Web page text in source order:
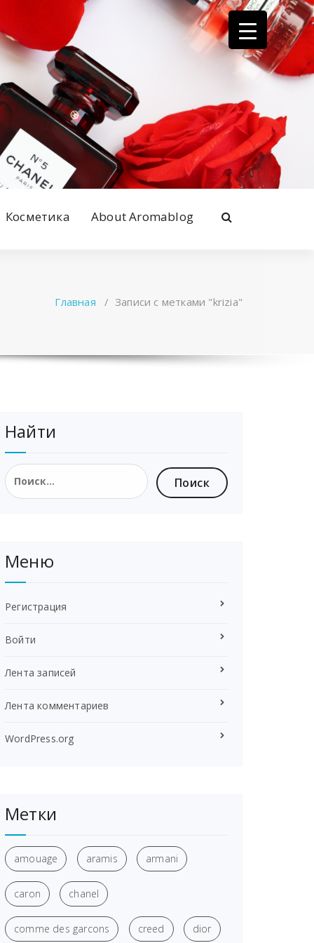
Косметика About Aromablog
Главная / Записи с метками "krizia"
Найти
Найти:
Меню
Регистрация
Войти
Лента записей
Лента комментариев
WordPress.org
Метки
amouage aramis armani
caron chanel
comme des garcons creed dior